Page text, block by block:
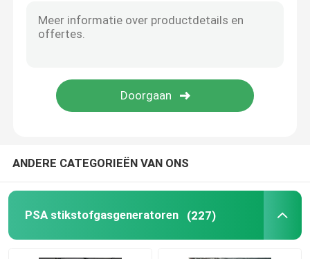
Methanol Cracker
ANDERE CATEGORIEËN VAN ONS
PSA stikstofgasgeneratoren (227)